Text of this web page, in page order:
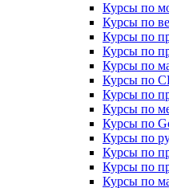
Курсы по
Курсы по
Курсы по
Курсы по
Курсы по
Курсы по
Курсы по
Курсы по
Курсы по
Курсы по
Курсы по
Курсы по
Курсы по